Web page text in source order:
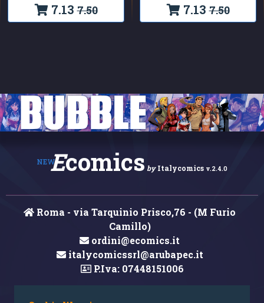
7.13 7.50 7.13 7.50
NEWEcomics by Italycomics v.2.4.0
Roma - via Tarquinio Prisco,76 - (M Furio
Camillo)
ordini@ecomics.it
italycomicssrl@arubapec.it
P.Iva: 07448151006